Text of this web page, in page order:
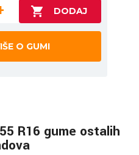
O GUMI
R16 gume ostalih